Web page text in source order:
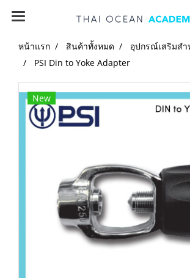
หน้าแรก สินค้าทั้งหมด
อุปกรณ์เสริมสำ
PSI Din to Yoke Adapter
New